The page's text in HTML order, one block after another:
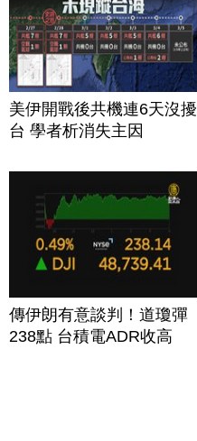
美伊開戰後共機連6天沒擾
台 學者析消失主因
傳伊朗有意談判！道瓊彈
238點 台積電ADR收高